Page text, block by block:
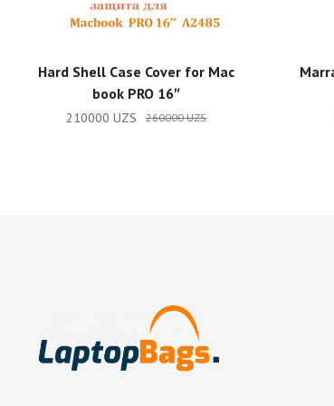
ADD TO CART
Hard Shell Case Cover for Mac
book PRO 16″
260000UZS
210000 UZS